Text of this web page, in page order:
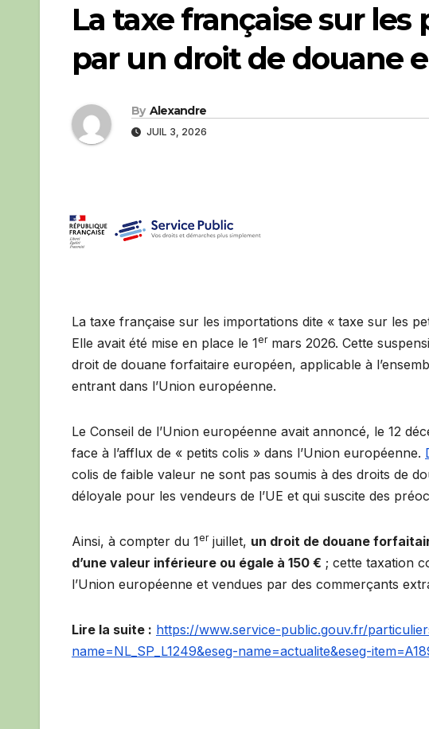
La taxe française sur
par un droit de douane
By Alexandre
JUIL 3, 2026
La taxe française sur les importations dite « taxe sur les
Elle avait été mise en place le 1ermars 2026. Cette
droit de douane forfaitaire européen, applicable à
entrant dans l’Union européenne.
Le Conseil de l’Union européenne avait annoncé, le 12
face à l’afflux de « petits colis » dans l’Union européenne.
colis de faible valeur ne sont pas soumis à des droits de
déloyale pour les vendeurs de l’UE et qui suscite des
Ainsi, à compter du 1erjuillet, un droit de douane
d’une valeur inférieure ou égale à 150 € ; cette taxation
l’Union européenne et vendues par des commerçants
Lire la suite : https://www.service-public.gouv.fr/
name=NL_SP_L1249&eseg-name=actualite&eseg-